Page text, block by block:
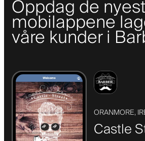
Oppdag de
mobilappene
våre kunder i
ORANMORE,
Castle